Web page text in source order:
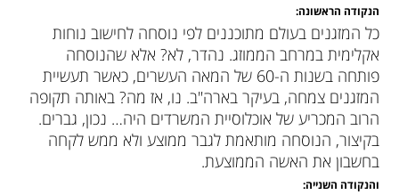
הנקודה הראשונה:
כל המזגנים בעולם מתוכננים לפי נוסחה לחישוב נוחות
אקלימית במרחב הממוזג. נהדר, לא? אלא שהנוסחה
פותחה בשנות ה-60 של המאה העשרים, כאשר תעשיית
המזגנים צמחה, בעיקר בארה"ב. נו, אז מה? באותה תקופה
הרוב המכריע של אוכלוסיית המשרדים היה… נכון, גברים.
בקיצור, הנוסחה מותאמת לגבר ממוצע ולא ממש לקחה
בחשבון את האשה הממוצעת.
והנקודה השנייה: